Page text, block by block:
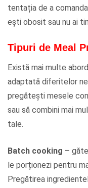
tentația de a
ești obosit sau nu ai
Tipuri de Meal
Există mai multe
adaptată diferitelor
pregătești mesele
sau să combini mai
tale.
Batch cooking –
le porționezi pentru
Pregătirea